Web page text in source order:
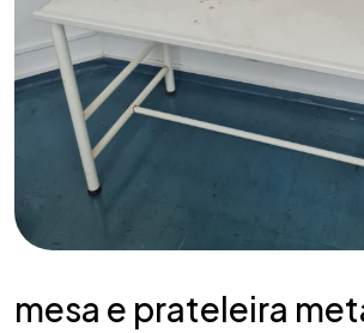
mesa e prateleira